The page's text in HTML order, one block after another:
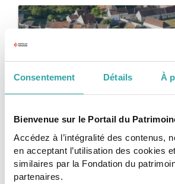
Consentement Détails À
Bienvenue sur le Portail du
Accédez à l’intégralité des contenus,
en acceptant l’utilisation des cookies
similaires par la Fondation du
partenaires.
Article
ACTEURS DU
L'Agence nationale de la
territoires (ANCT)
Faciliter l’accès des collectivités aux
nécessaires pour mener à bien leurs